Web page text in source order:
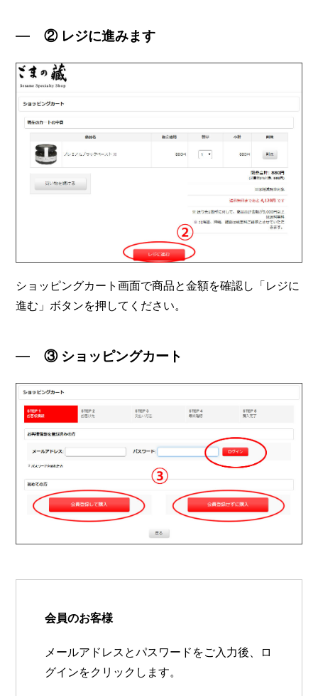
② レジに進みます
ショッピングカート画面で商品と金額を確認し「レジに
進む」ボタンを押してください。
③ ショッピングカート
会員のお客様
メールアドレスとパスワードをご入力後、ロ
グインをクリックします。